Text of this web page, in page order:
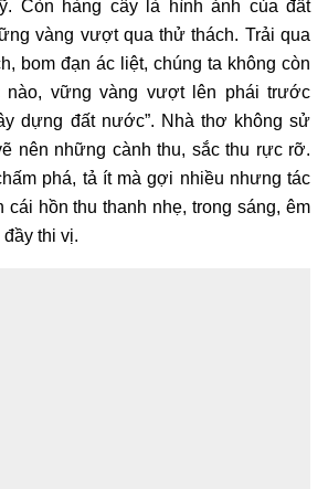
Còn hàng cây là hình ảnh của đất
vàng vượt qua thử thách. Trải qua
bom đạn ác liệt, chúng ta không còn
vững vàng vượt lên phái trước
dựng đất nước”. Nhà thơ không sử
nên những cành thu, sắc thu rực rỡ.
phá, tả ít mà gợi nhiều nhưng tác
cái hồn thu thanh nhẹ, trong sáng, êm
thi vị.